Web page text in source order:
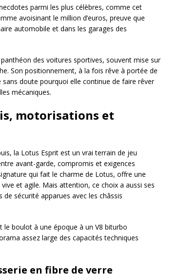
parmi les plus célèbres, comme cet
avoisinant le million d’euros, preuve que
automobile et dans les garages des
des voitures sportives, souvent mise sur
Son positionnement, à la fois rêve à portée de
doute pourquoi elle continue de faire rêver
mécaniques.
motorisations et
la Lotus Esprit est un vrai terrain de jeu
avant-garde, compromis et exigences
qui fait le charme de Lotus, offre une
et agile. Mais attention, ce choix a aussi ses
sécurité apparues avec les châssis
le boulot à une époque à un V8 biturbo
assez large des capacités techniques
en fibre de verre